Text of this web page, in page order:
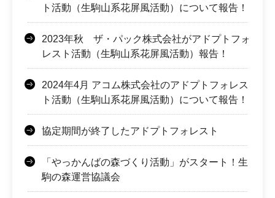
ト活動（生駒山系花屏風活動）について報告！
2023年秋 ザ・パック株式会社がアドプトフォ
レスト活動（生駒山系花屏風活動）報告！
2024年4月 アコム株式会社のアドプトフォレス
ト活動（生駒山系花屏風活動）について報告！
協定期間が終了したアドプトフォレスト
「やっかんばの森づくり活動」がスタート！生
駒の森運営協議会